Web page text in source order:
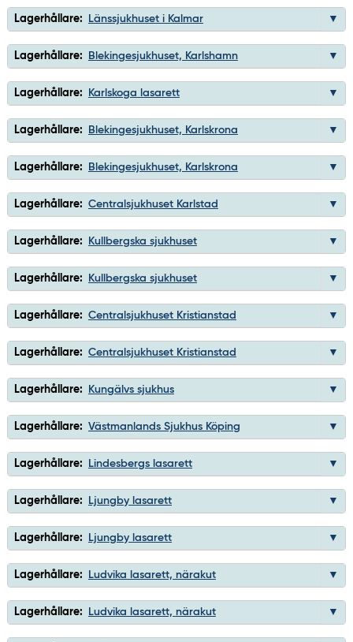
Lagerhållare: Länssjukhuset i Kalmar
Lagerhållare: Blekingesjukhuset, Karlshamn
Lagerhållare: Karlskoga lasarett
Lagerhållare: Blekingesjukhuset, Karlskrona
Lagerhållare: Blekingesjukhuset, Karlskrona
Lagerhållare: Centralsjukhuset Karlstad
Lagerhållare: Kullbergska sjukhuset
Lagerhållare: Kullbergska sjukhuset
Lagerhållare: Centralsjukhuset Kristianstad
Lagerhållare: Centralsjukhuset Kristianstad
Lagerhållare: Kungälvs sjukhus
Lagerhållare: Västmanlands Sjukhus Köping
Lagerhållare: Lindesbergs lasarett
Lagerhållare: Ljungby lasarett
Lagerhållare: Ljungby lasarett
Lagerhållare: Ludvika lasarett, närakut
Lagerhållare: Ludvika lasarett, närakut